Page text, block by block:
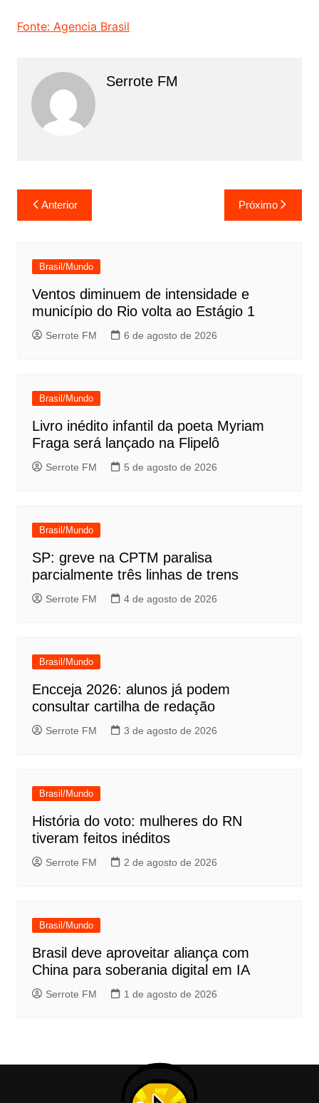
Fonte: Agencia Brasil
Serrote FM
Navegação
de
Anterior Próximo
Brasil/Mundo
Ventos diminuem de intensidade e
município do Rio volta ao Estágio 1
Serrote FM 6 de agosto de 2026
Brasil/Mundo
Livro inédito infantil da poeta Myriam
Fraga será lançado na Flipelô
Serrote FM 5 de agosto de 2026
Brasil/Mundo
SP: greve na CPTM paralisa
parcialmente três linhas de trens
Serrote FM 4 de agosto de 2026
Brasil/Mundo
Encceja 2026: alunos já podem
consultar cartilha de redação
Serrote FM 3 de agosto de 2026
Brasil/Mundo
História do voto: mulheres do RN
tiveram feitos inéditos
Serrote FM 2 de agosto de 2026
Brasil/Mundo
Brasil deve aproveitar aliança com
China para soberania digital em IA
Serrote FM 1 de agosto de 2026